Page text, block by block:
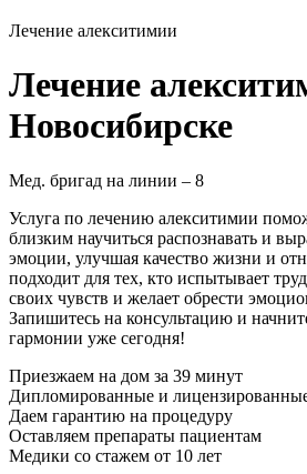
Лечение алекситимии
Лечение
Новосибирске
Мед. бригад на линии – 8
Услуга по лечению алекситимии
близким научиться распознавать и
эмоции, улучшая качество жизни и
подходит для тех, кто испытывает
своих чувств и желает обрести
Запишитесь на консультацию и
гармонии уже сегодня!
Приезжаем на дом за 39 минут
Дипломированные и
Даем гарантию на процедуру
Оставляем препараты пациентам
Медики со стажем от 10 лет